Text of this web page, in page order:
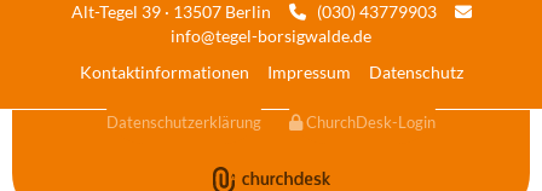
Alt-Tegel 39 · 13507 Berlin
(030) 43779903 
info@tegel-borsigwalde.de
Kontaktinformationen
Impressum Datenschutz
Datenschutzerklärung ChurchDesk-Login